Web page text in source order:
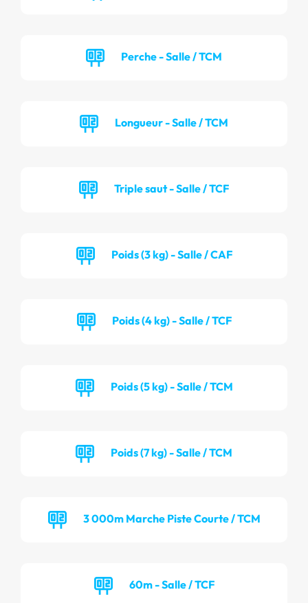
Perche - Salle / TCM
Longueur - Salle / TCM
Triple saut - Salle / TCF
Poids (3 kg) - Salle / CAF
Poids (4 kg) - Salle / TCF
Poids (5 kg) - Salle / TCM
Poids (7 kg) - Salle / TCM
3 000m Marche Piste Courte / TCM
60m - Salle / TCF